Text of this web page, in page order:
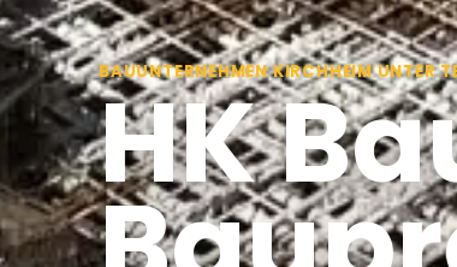
BAUUNTERNEHMEN KIRCHHEIM UNTER
HK